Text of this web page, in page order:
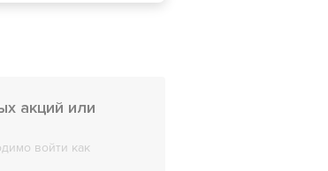
акций или
войти как